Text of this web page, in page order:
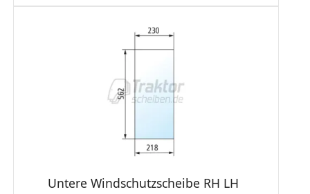
Untere Windschutzscheibe RH LH